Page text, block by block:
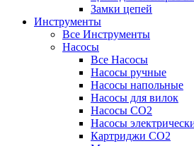
Замки цепей
Инструменты
Все Инструменты
Насосы
Все Насосы
Насосы ручные
Насосы напольные
Насосы для вилок
Насосы CO2
Насосы
Картриджи CO2